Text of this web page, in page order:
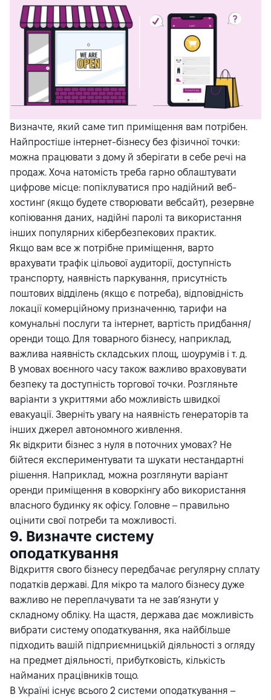
Визначте, який саме тип приміщення вам потрібен.
Найпростіше інтернет-бізнесу без фізичної точки:
можна працювати з дому й зберігати в себе речі на
продаж. Хоча натомість треба гарно облаштувати
цифрове місце: попіклуватися про надійний веб-
хостинг (якщо будете створювати вебсайт), резервне
копіювання даних, надійні паролі та використання
інших популярних кібербезпекових практик.
Якщо вам все ж потрібне приміщення, варто
врахувати трафік цільової аудиторії, доступність
транспорту, наявність паркування, присутність
поштових відділень (якщо є потреба), відповідність
локації комерційному призначенню, тарифи на
комунальні послуги та інтернет, вартість придбання/
оренди тощо. Для товарного бізнесу, наприклад,
важлива наявність складських площ, шоурумів і т. д.
В умовах воєнного часу також важливо враховувати
безпеку та доступність торгової точки. Розгляньте
варіанти з укриттями або можливість швидкої
евакуації. Зверніть увагу на наявність генераторів та
інших джерел автономного живлення.
Як відкрити бізнес з нуля в поточних умовах? Не
бійтеся експериментувати та шукати нестандартні
рішення. Наприклад, можна розглянути варіант
оренди приміщення в коворкінгу або використання
власного будинку як офісу. Головне – правильно
оцінити свої потреби та можливості.
9. Визначте систему
оподаткування
Відкриття свого бізнесу передбачає регулярну сплату
податків державі. Для мікро та малого бізнесу дуже
важливо не переплачувати та не зав’язнути у
складному обліку. На щастя, держава дає можливість
вибрати систему оподаткування, яка найбільше
підходить вашій підприємницькій діяльності з огляду
на предмет діяльності, прибутковість, кількість
найманих працівників тощо.
В Україні існує всього 2 системи оподаткування –